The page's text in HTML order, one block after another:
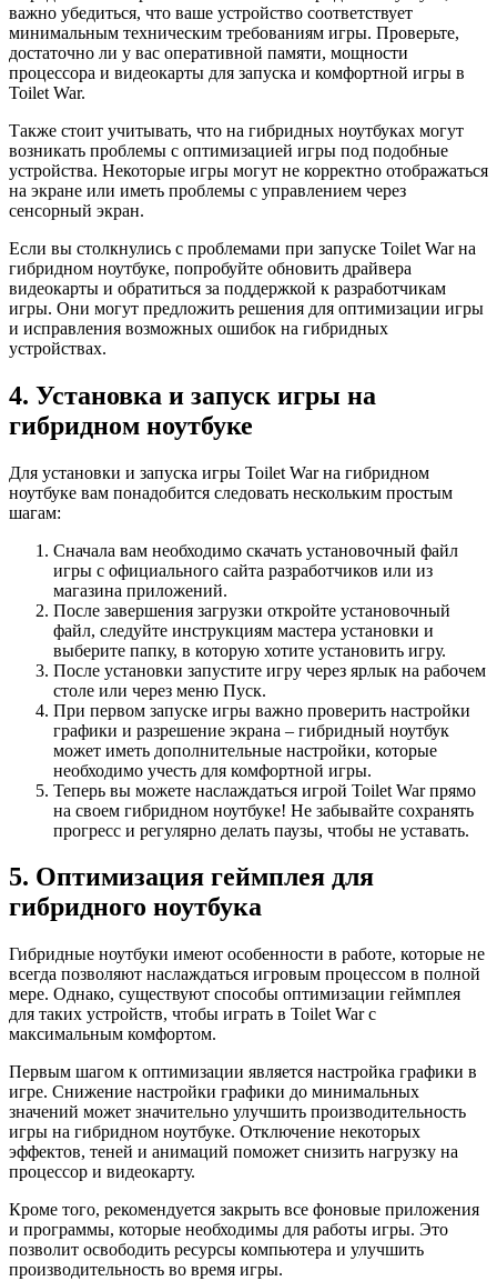
важно убедиться, что ваше устройство соответствует
минимальным техническим требованиям игры. Проверьте,
достаточно ли у вас оперативной памяти, мощности
процессора и видеокарты для запуска и комфортной игры в
Toilet War.
Также стоит учитывать, что на гибридных ноутбуках могут
возникать проблемы с оптимизацией игры под подобные
устройства. Некоторые игры могут не корректно отображаться
на экране или иметь проблемы с управлением через
сенсорный экран.
Если вы столкнулись с проблемами при запуске Toilet War на
гибридном ноутбуке, попробуйте обновить драйвера
видеокарты и обратиться за поддержкой к разработчикам
игры. Они могут предложить решения для оптимизации игры
и исправления возможных ошибок на гибридных
устройствах.
4. Установка и запуск игры на
гибридном ноутбуке
Для установки и запуска игры Toilet War на гибридном
ноутбуке вам понадобится следовать нескольким простым
шагам:
Сначала вам необходимо скачать установочный файл
игры с официального сайта разработчиков или из
магазина приложений.
После завершения загрузки откройте установочный
файл, следуйте инструкциям мастера установки и
выберите папку, в которую хотите установить игру.
После установки запустите игру через ярлык на рабочем
столе или через меню Пуск.
При первом запуске игры важно проверить настройки
графики и разрешение экрана – гибридный ноутбук
может иметь дополнительные настройки, которые
необходимо учесть для комфортной игры.
Теперь вы можете наслаждаться игрой Toilet War прямо
на своем гибридном ноутбуке! Не забывайте сохранять
прогресс и регулярно делать паузы, чтобы не уставать.
5. Оптимизация геймплея для
гибридного ноутбука
Гибридные ноутбуки имеют особенности в работе, которые не
всегда позволяют наслаждаться игровым процессом в полной
мере. Однако, существуют способы оптимизации геймплея
для таких устройств, чтобы играть в Toilet War с
максимальным комфортом.
Первым шагом к оптимизации является настройка графики в
игре. Снижение настройки графики до минимальных
значений может значительно улучшить производительность
игры на гибридном ноутбуке. Отключение некоторых
эффектов, теней и анимаций поможет снизить нагрузку на
процессор и видеокарту.
Кроме того, рекомендуется закрыть все фоновые приложения
и программы, которые необходимы для работы игры. Это
позволит освободить ресурсы компьютера и улучшить
производительность во время игры.